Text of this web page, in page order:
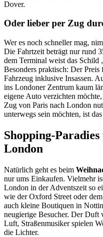
Dover.
Oder lieber per Zug
Wer es noch schneller mag,
Die Fahrtzeit beträgt nur rund
dem Terminal weist das Schild
Besonders praktisch: Der
Fahrzeug inklusive Insassen.
ins Londoner Zentrum kaum
eigene Auto verzichten
Zug von Paris nach London
unterwegs sein möchten, ist
Shopping-
London
Natürlich geht es beim
nur ums Einkaufen. Vielmehr
London in der Adventszeit so
wie der Oxford Street oder
auch kleine Boutiquen in
neugierige Besucher. Der Duft
Luft, Straßenmusiker spielen
die Lichter.